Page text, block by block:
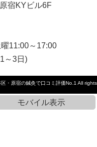
宿KYビル6F
11:00～17:00
～3日)
・原宿の鍼灸で口コミ評価No.1 All rights
モバイル表示